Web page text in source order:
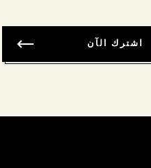
اشترك الآن